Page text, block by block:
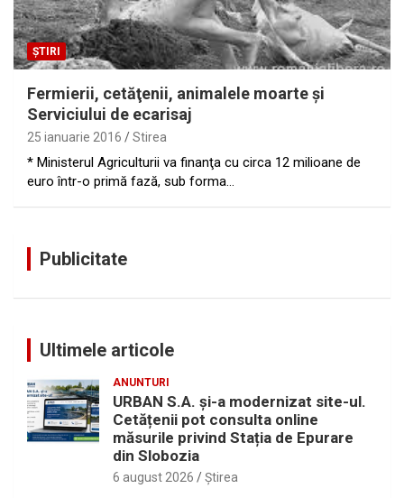
ȘTIRI
Fermierii, cetăţenii, animalele moarte şi
Serviciului de ecarisaj
25 ianuarie 2016 Stirea
* Ministerul Agriculturii va finanţa cu circa 12 milioane de
euro într-o primă fază, sub forma…
Publicitate
Ultimele articole
ANUNTURI
URBAN S.A. și-a modernizat site-ul.
Cetățenii pot consulta online
măsurile privind Stația de Epurare
din Slobozia
6 august 2026 Ştirea